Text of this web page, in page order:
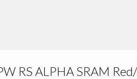
RS ALPHA SRAM